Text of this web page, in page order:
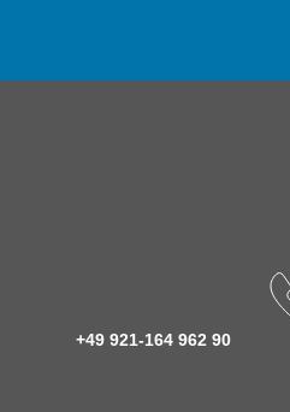
+49 921-164 962 90